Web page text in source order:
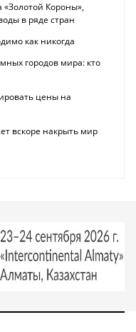
«Золотой Короны»,
в ряде стран
как никогда
городов мира: кто
цены на
вскоре накрыть мир